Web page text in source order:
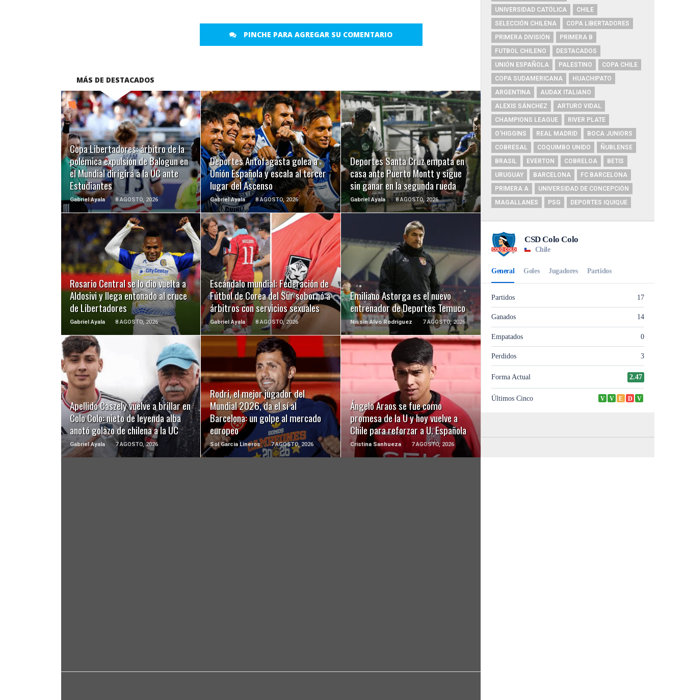
PINCHE PARA AGREGAR SU COMENTARIO
MÁS DE DESTACADOS
Copa Libertadores: árbitro de la
polémica expulsión de Balogun en
el Mundial dirigirá a la UC ante
Estudiantes
Gabriel Ayala 8 AGOSTO, 2026
LEER MÁS
Deportes Antofagasta golea a
Unión Española y escala al tercer
lugar del Ascenso
Gabriel Ayala 8 AGOSTO, 2026
LEER MÁS
Deportes Santa Cruz empata en
casa ante Puerto Montt y sigue
sin ganar en la segunda rueda
Gabriel Ayala 8 AGOSTO, 2026
LEER MÁS
Rosario Central se lo dio vuelta a
Aldosivi y llega entonado al cruce
de Libertadores
Gabriel Ayala 8 AGOSTO, 2026
LEER MÁS
Escándalo mundial: Federación de
Fútbol de Corea del Sur sobornó a
árbitros con servicios sexuales
Gabriel Ayala 8 AGOSTO, 2026
LEER MÁS
Emiliano Astorga es el nuevo
entrenador de Deportes Temuco
Nissin Alvo Rodríguez 7 AGOSTO, 2026
LEER MÁS
Apellido Caszely vuelve a brillar en
Colo Colo: nieto de leyenda alba
anotó golazo de chilena a la UC
Gabriel Ayala 7 AGOSTO, 2026
LEER MÁS
Rodri, el mejor jugador del
Mundial 2026, da el sí al
Barcelona: un golpe al mercado
europeo
Sol Garcia Lineros 7 AGOSTO, 2026
LEER MÁS
Ángelo Araos se fue como
promesa de la U y hoy vuelve a
Chile para reforzar a U. Española
Cristina Sanhueza 7 AGOSTO, 2026
LEER MÁS
UNIVERSIDAD CATÓLICA
CHILE
SELECCIÓN CHILENA
COPA LIBERTADORES
PRIMERA DIVISIÓN
PRIMERA B
FUTBOL CHILENO
DESTACADOS
UNIÓN ESPAÑOLA
PALESTINO
COPA CHILE
COPA SUDAMERICANA
HUACHIPATO
ARGENTINA
AUDAX ITALIANO
ALEXIS SÁNCHEZ
ARTURO VIDAL
CHAMPIONS LEAGUE
RIVER PLATE
O'HIGGINS
REAL MADRID
BOCA JUNIORS
COBRESAL
COQUIMBO UNIDO
ÑUBLENSE
BRASIL
EVERTON COBRELOA
BETIS
URUGUAY
BARCELONA
FC BARCELONA
PRIMERA A
UNIVERSIDAD DE CONCEPCIÓN
MAGALLANES
PSG DEPORTES IQUIQUE